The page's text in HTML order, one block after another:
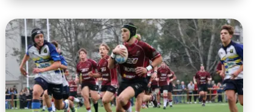
Rugby Parma vs Valorugby
Emilia del 19/10/24